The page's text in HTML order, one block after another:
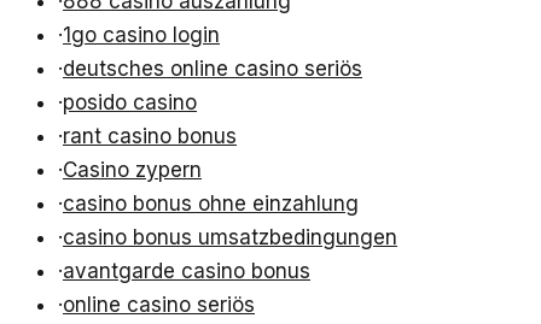
·1go casino login
·deutsches online casino seriös
·posido casino
·rant casino bonus
·Casino zypern
·casino bonus ohne einzahlung
·casino bonus umsatzbedingungen
·avantgarde casino bonus
·online casino seriös